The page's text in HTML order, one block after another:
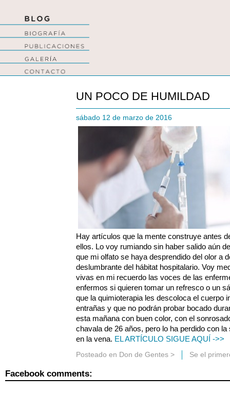
UN POCO DE HUMILDAD
sábado 12 de marzo de 2016
Hay artículos que la mente construye antes
ellos. Lo voy rumiando sin haber salido aún
que mi olfato se haya desprendido del olor a
deslumbrante del hábitat hospitalario. Voy
vivas en mi recuerdo las voces de las
enfermos si quieren tomar un refresco o un
que la quimioterapia les descoloca el cuerpo
entrañas y que no podrán probar bocado
esta mañana con buen color, con el
chavala de 26 años, pero lo ha perdido con
en la vena. EL ARTÍCULO SIGUE AQUÍ ->>
Posteado en Don de Gentes > Se el
Facebook comments: